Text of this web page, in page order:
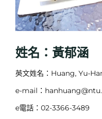
姓名：黃郁涵
英文姓名：Huang, Yu-
e-mail：
e電話：02-3366-3489